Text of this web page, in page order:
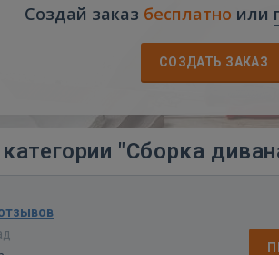
Создай заказ бесплатно или
СОЗДАТЬ ЗАКАЗ
"Сборка